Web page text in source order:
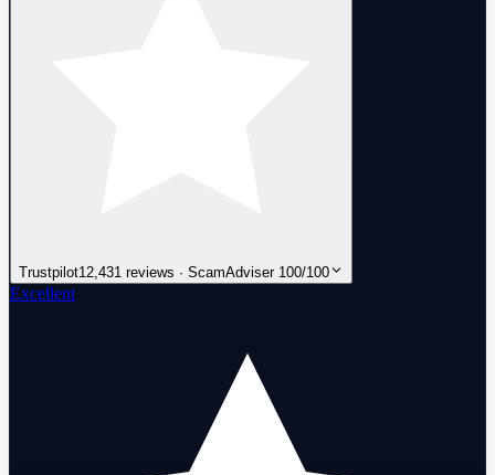
Trustpilot12,431 reviews · ScamAdviser 100/100
Excellent